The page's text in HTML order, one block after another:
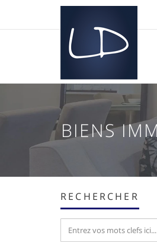
BIENS
RECHERCHER